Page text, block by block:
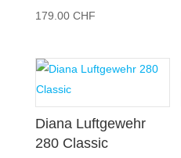
179.00 CHF
Diana Luftgewehr
280 Classic